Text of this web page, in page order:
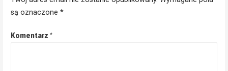
są oznaczone *
Komentarz *